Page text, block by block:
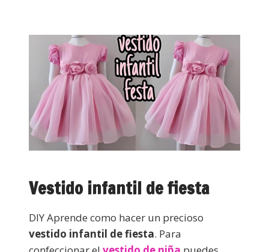
Vestido infantil de fiesta
DIY Aprende como hacer un precioso
vestido infantil de fiesta. Para